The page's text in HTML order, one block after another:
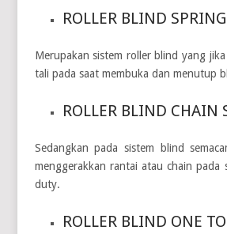
ROLLER BLIND
Merupakan sistem roller blind yang
tali pada saat membuka dan menutup
ROLLER BLIND CHAIN
Sedangkan pada sistem blind
menggerakkan rantai atau chain
duty.
ROLLER BLIND ONE